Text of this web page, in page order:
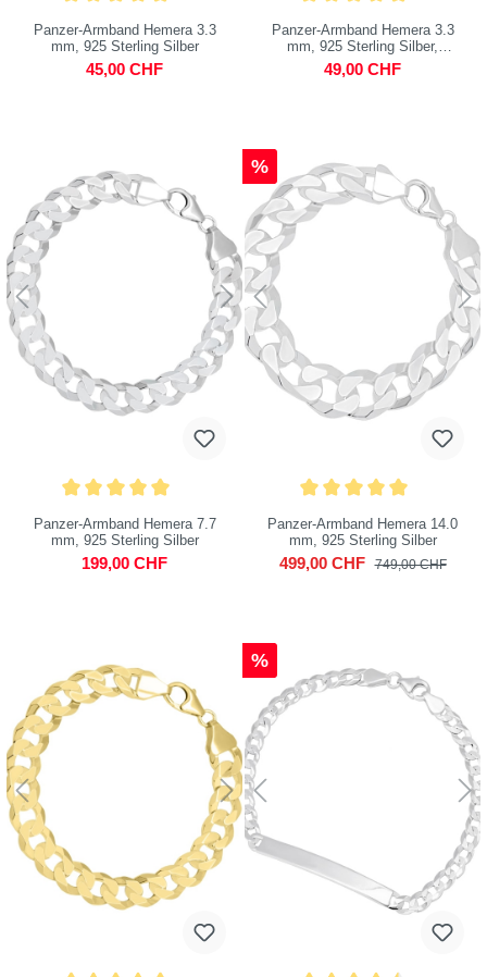
Panzer-Armband Hemera 3.3
mm, 925 Sterling Silber
45,00 CHF
Panzer-Armband Hemera 3.3
mm, 925 Sterling Silber,
vergoldet
49,00 CHF
Panzer-Armband Hemera 7.7
mm, 925 Sterling Silber
199,00 CHF
%
Panzer-Armband Hemera 14.0
mm, 925 Sterling Silber
499,00 CHF 749,00 CHF
%